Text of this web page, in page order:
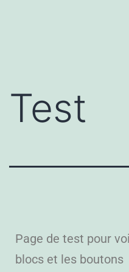
Test
Page de test pour
blocs et les boutons